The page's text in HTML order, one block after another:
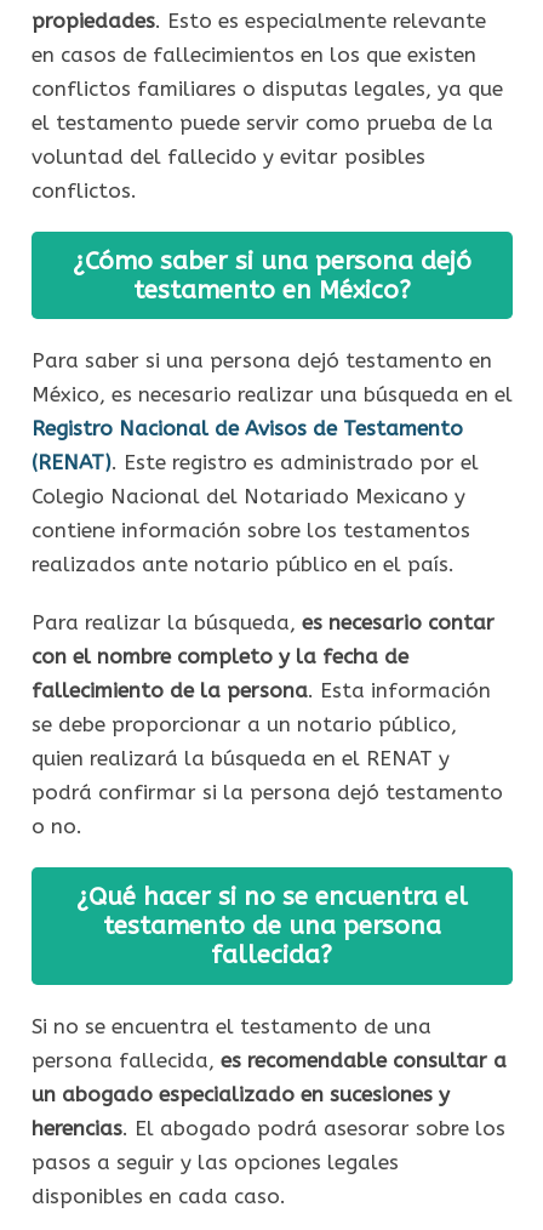
propiedades. Esto es especialmente relevante
en casos de fallecimientos en los que existen
conflictos familiares o disputas legales, ya que
el testamento puede servir como prueba de la
voluntad del fallecido y evitar posibles
conflictos.
¿Cómo saber si una persona dejó
testamento en México?
Para saber si una persona dejó testamento en
México, es necesario realizar una búsqueda en el
Registro Nacional de Avisos de Testamento
(RENAT). Este registro es administrado por el
Colegio Nacional del Notariado Mexicano y
contiene información sobre los testamentos
realizados ante notario público en el país.
Para realizar la búsqueda, es necesario contar
con el nombre completo y la fecha de
fallecimiento de la persona. Esta información
se debe proporcionar a un notario público,
quien realizará la búsqueda en el RENAT y
podrá confirmar si la persona dejó testamento
o no.
¿Qué hacer si no se encuentra el
testamento de una persona
fallecida?
Si no se encuentra el testamento de una
persona fallecida, es recomendable consultar a
un abogado especializado en sucesiones y
herencias. El abogado podrá asesorar sobre los
pasos a seguir y las opciones legales
disponibles en cada caso.